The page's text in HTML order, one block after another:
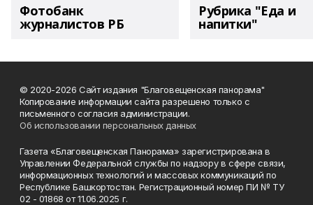
Фотобанк
журналистов РБ
Рубрика "Еда и
напитки"
© 2020-2026 Сайт издания "Благовещенская панорама"
Копирование информации сайта разрешено только с
письменного согласия администрации.
Об использовании персональных данных
Газета «Благовещенская Панорама» зарегистрирована в
Управлении Федеральной службы по надзору в сфере связи,
информационных технологий и массовых коммуникаций по
Республике Башкортостан. Регистрационный номер ПИ № ТУ
02 - 01868 от 11.06.2025 г.